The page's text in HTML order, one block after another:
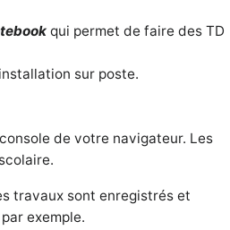
qui permet de faire des TD
sur poste.
de votre navigateur. Les
travaux sont enregistrés et
exemple.